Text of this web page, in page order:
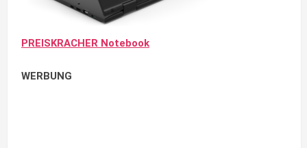
PREISKRACHER Notebook
WERBUNG